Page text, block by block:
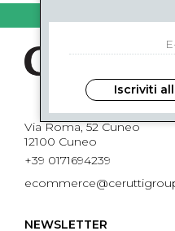
Via Roma, 52 Cuneo
12100 Cuneo
+39 0171694239
NEWSLETTER
Iscriviti